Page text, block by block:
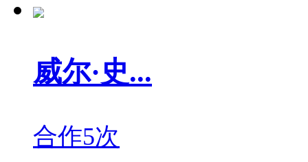
威尔·史...
合作5次